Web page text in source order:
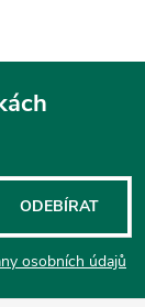
osobních údajů
ODEBÍRAT